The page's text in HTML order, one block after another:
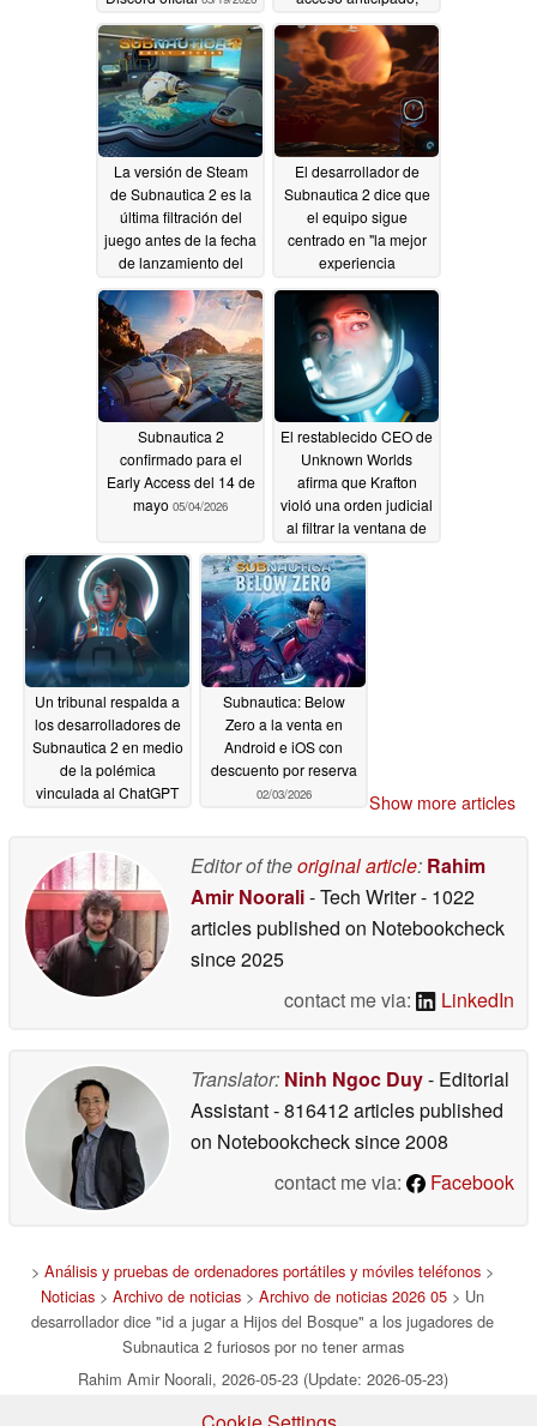
juegos AAA05/15/2026
La versión de Steam
de Subnautica 2 es la
última filtración del
juego antes de la fecha
de lanzamiento del
05/12/2026
El desarrollador de
Subnautica 2 dice que
el equipo sigue
centrado en "la mejor
experiencia
los desafíos05/07/2026
Subnautica 2
confirmado para el
Early Access del 14 de
mayo 05/04/2026
El restablecido CEO de
Unknown Worlds
afirma que Krafton
violó una orden judicial
al filtrar la ventana de
Subnautica 2 "por
despecho
Un tribunal respalda a
los desarrolladores de
Subnautica 2 en medio
de la polémica
vinculada al ChatGPT
Subnautica: Below
Zero a la venta en
Android e iOS con
descuento por reserva
02/03/2026 Show more articles
Editor of theoriginal article: Rahim
Amir Noorali- Tech Writer- 1022
articles published on Notebookcheck
since 2025
contact me via:
LinkedIn
Translator: Ninh Ngoc Duy- Editorial
Assistant- 816412 articles published
on Notebookchecksince 2008
contact me via:
Facebook
> Análisis y pruebas de ordenadores portátiles y móviles teléfonos >
Noticias > Archivo de noticias > Archivo de noticias 2026 05 > Un
desarrollador dice "id a jugar a Hijos del Bosque" a los jugadores de
Subnautica 2 furiosos por no tener armas
Rahim Amir Noorali, 2026-05-23 (Update: 2026-05-23)